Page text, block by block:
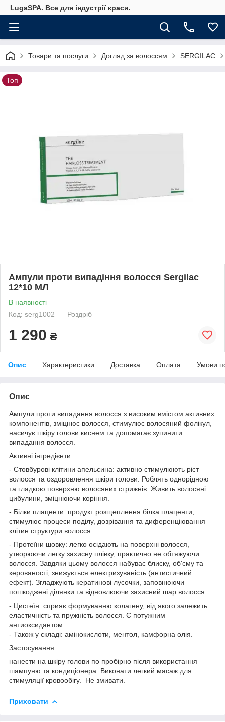
LugaSPA. Все для індустрії краси.
Товари та послуги Догляд за волоссям SERGILAC
Топ
Ампули проти випадіння волосся Sergilac
12*10 МЛ
В наявності
Код: serg1002
Роздріб
1 290 ₴
Опис Характеристики Доставка Оплата Умови
Опис
Ампули проти випадання волосся з високим вмістом активних
компонентів, зміцнює волосся, стимулює волосяний фолікул,
насичує шкіру голови киснем та допомагає зупинити
випадання волосся.
Активні інгредієнти:
- Стовбурові клітини апельсина: активно стимулюють ріст
волосся та оздоровлення шкіри голови. Роблять однорідною
та гладкою поверхню волосяних стрижнів. Живить волосяні
цибулини, зміцнюючи коріння.
- Білки плаценти: продукт розщеплення білка плаценти,
стимулює процеси поділу, дозрівання та диференціювання
клітин структури волосся.
- Протеїни шовку: легко осідають на поверхні волосся,
утворюючи легку захисну плівку, практично не обтяжуючи
волосся. Завдяки цьому волосся набуває блиску, об'єму та
керованості, знижується електризуваність (антистичний
ефект). Згладжують кератинові лусочки, заповнюючи
пошкоджені ділянки та відновлюючи захисний шар волосся.
- Цистеїн: сприяє формуванню колагену, від якого залежить
еластичність та пружність волосся. Є потужним
антиоксидантом
- Також у складі: амінокислоти, ментол, камфорна олія.
Застосування:
нанести на шкіру голови по пробірно після використання
шампуню та кондиціонера. Виконати легкий масаж для
стимуляції кровообігу. Не змивати.
Приховати